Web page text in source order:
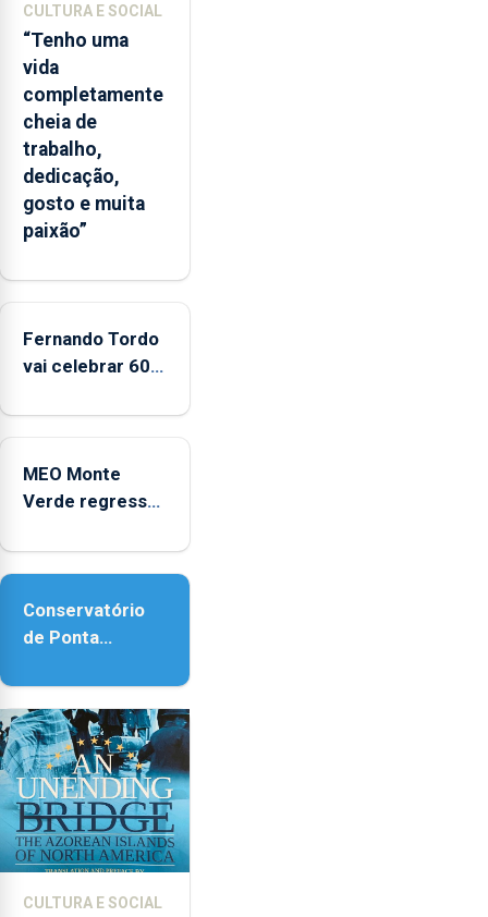
Flores
apresenta
um
“decréscimo
significativo”
da
CPUE
entre
e
CULTURA E SOCIAL
“Tenho uma
vida
completamente
cheia de
trabalho,
dedicação,
gosto e muita
paixão”
Fernando Tordo
vai celebrar 60
no Coliseu
MEO Monte
Verde regressa
acessibilidade
Conservatório
de Ponta
contar com
novos
instrumentos
CULTURA E SOCIAL